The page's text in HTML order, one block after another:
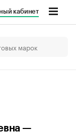
кабинет
—